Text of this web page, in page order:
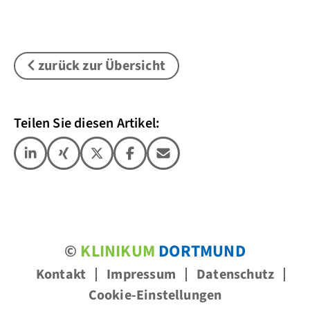
zurück zur Übersicht
Teilen Sie diesen Artikel:
© KLINIKUM DORTMUND
Kontakt Impressum
Datenschutz
Cookie-Einstellungen